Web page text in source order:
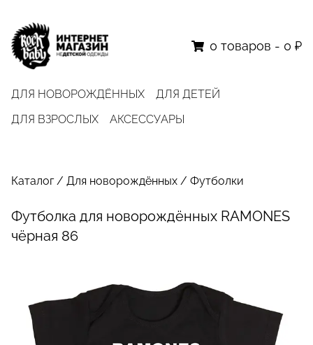
ДЛЯ НОВОРОЖДЁННЫХ
ДЛЯ ДЕТЕЙ
ДЛЯ ВЗРОСЛЫХ
АКСЕССУАРЫ
0 товаров - 0 ₽
Каталог/ Для новорождённых / Футболки
Футболка для новорождённых RAMONES
чёрная 86